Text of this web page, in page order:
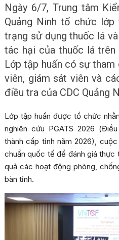
Ngày 6/7, Trung tâm
Quảng Ninh tổ chức
trạng sử dụng thuốc lá
tác hại của thuốc lá trên
Lớp tập huấn có sự
viên, giám sát viên và
điều tra của CDC Quảng
Lớp tập huấn được tổ chức
nghiên cứu PGATS 2026
thành cấp tỉnh năm 2026),
chuẩn quốc tế để đánh giá thực
quả các hoạt động phòng,
bàn tỉnh.